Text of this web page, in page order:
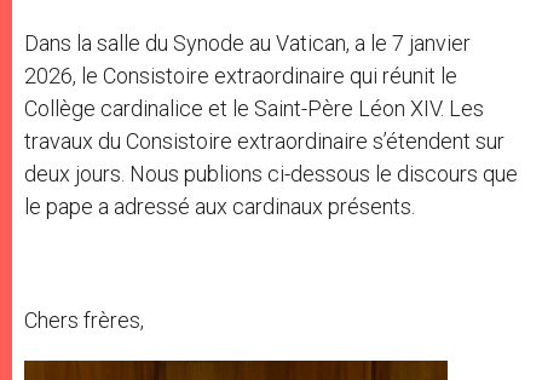
Dans la salle du Synode au Vatican, a le 7 janvier
2026, le Consistoire extraordinaire qui réunit le
Collège cardinalice et le Saint-Père Léon XIV. Les
travaux du Consistoire extraordinaire s’étendent sur
deux jours. Nous publions ci-dessous le discours que
le pape a adressé aux cardinaux présents.
Chers frères,